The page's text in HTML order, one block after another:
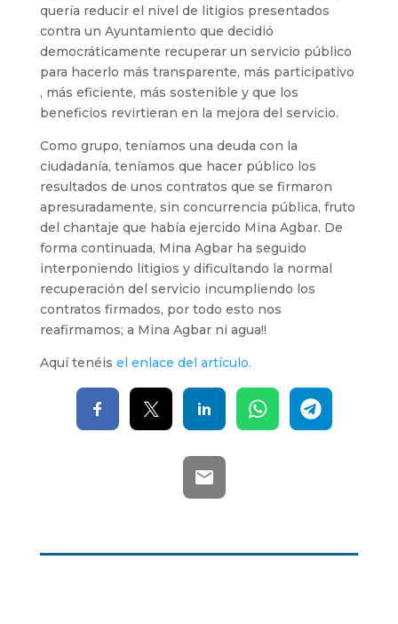
quería reducir el nivel de litigios presentados
contra un Ayuntamiento que decidió
democráticamente recuperar un servicio público
para hacerlo más transparente, más participativo
, más eficiente, más sostenible y que los
beneficios revirtieran en la mejora del servicio.
Como grupo, teníamos una deuda con la
ciudadanía, teníamos que hacer público los
resultados de unos contratos que se firmaron
apresuradamente, sin concurrencia pública, fruto
del chantaje que había ejercido Mina Agbar. De
forma continuada, Mina Agbar ha seguido
interponiendo litigios y dificultando la normal
recuperación del servicio incumpliendo los
contratos firmados, por todo esto nos
reafirmamos; a Mina Agbar ni agua!!
Aquí tenéis el enlace del artículo.